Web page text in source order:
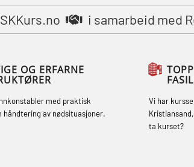
sikkerhetsopplæring for
(MBSBLE031)
sikkerhetsopplæring for
oppdatering (MBSBLE032)
STCW Sikkerhetsopplæring
i samarbeid med
OG ERFARNE
med praktisk
håndtering av nødsituasjoner.
Vi har
ta kurset?